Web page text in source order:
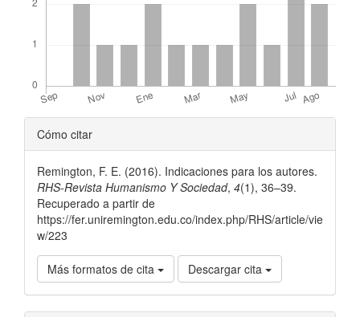
Detalles
del
artículo
Cómo citar
Remington, F. E. (2016). Indicaciones para los autores.
RHS-Revista Humanismo Y Sociedad, 4(1), 36–39.
Recuperado a partir de
https://fer.uniremington.edu.co/index.php/RHS/article/vie
w/223
Más formatos de cita Descargar cita